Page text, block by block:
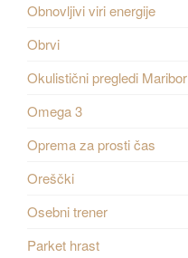
Obnovljivi viri energije
Obrvi
Okulistični pregledi Maribor
Omega 3
Oprema za prosti čas
Oreščki
Osebni trener
Parket hrast